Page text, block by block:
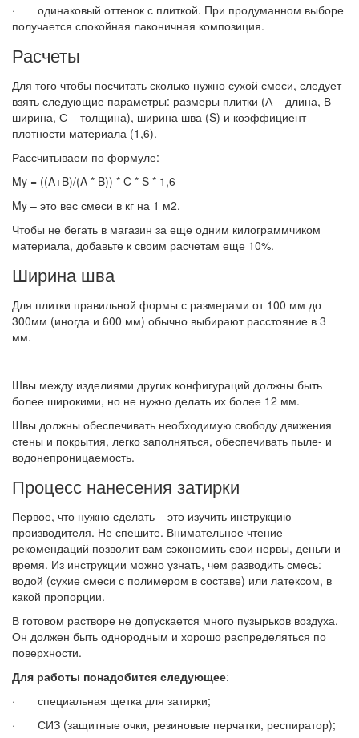
· одинаковый оттенок с плиткой. При продуманном выборе
получается спокойная лаконичная композиция.
Расчеты
Для того чтобы посчитать сколько нужно сухой смеси, следует
взять следующие параметры: размеры плитки (А – длина, В –
ширина, С – толщина), ширина шва (S) и коэффициент
плотности материала (1,6).
Рассчитываем по формуле:
My = ((A+B)/(A * B)) * C * S * 1,6
My – это вес смеси в кг на 1 м2.
Чтобы не бегать в магазин за еще одним килограммчиком
материала, добавьте к своим расчетам еще 10%.
Ширина шва
Для плитки правильной формы с размерами от 100 мм до
300мм (иногда и 600 мм) обычно выбирают расстояние в 3
мм.
Швы между изделиями других конфигураций должны быть
более широкими, но не нужно делать их более 12 мм.
Швы должны обеспечивать необходимую свободу движения
стены и покрытия, легко заполняться, обеспечивать пыле- и
водонепроницаемость.
Процесс нанесения затирки
Первое, что нужно сделать – это изучить инструкцию
производителя. Не спешите. Внимательное чтение
рекомендаций позволит вам сэкономить свои нервы, деньги и
время. Из инструкции можно узнать, чем разводить смесь:
водой (сухие смеси с полимером в составе) или латексом, в
какой пропорции.
В готовом растворе не допускается много пузырьков воздуха.
Он должен быть однородным и хорошо распределяться по
поверхности.
Для работы понадобится следующее:
· специальная щетка для затирки;
· СИЗ (защитные очки, резиновые перчатки, респиратор);